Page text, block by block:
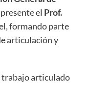
el Prof.
formando parte
articulación y
trabajo articulado